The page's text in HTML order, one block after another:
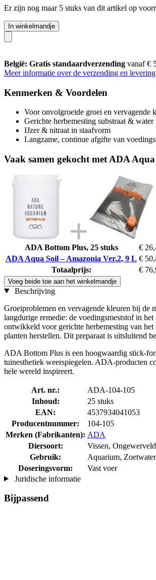
Er zijn nog maar 5 stuks van dit artikel op
In winkelmandje
België: Gratis standaardverzending vanaf €
Meer informatie over de verzending en levering
Kenmerken & Voordelen
Voor onvolgroeide groei en vervagende
Gerichte herbemesting substraat & water
IJzer & nitraat in staafvorm
Langzame, continue afgifte van
Vaak samen gekocht met ADA
ADA Bottom Plus, 25 stuks €
ADA Aqua Soil – Amazonia Ver.2, 9 L €
Totaalprijs:
€
Voeg beide toe aan het winkelmandje
Beschrijving
Groeiproblemen en vervagende kleuren bij de
langdurige remedie: de voedingsmeststof in
ontwikkeld voor gerichte herbemesting van
planten herstellen. Dit preparaat is uitsluitend
ADA Bottom Plus is een hoogwaardig stick-
tuinesthetiek weerspiegelen. ADA-producten
hele wereld inspireert.
Art. nr.:
ADA-104-105
Inhoud:
25 stuks
EAN:
4537934041053
Producentnummer:
104-105
Merken (Fabrikanten): ADA
Diersoort:
Vissen,
Gebruik:
Aquarium, Zoetwater
Doseringsvorm:
Vast voer
Juridische informatie
Bijpassend